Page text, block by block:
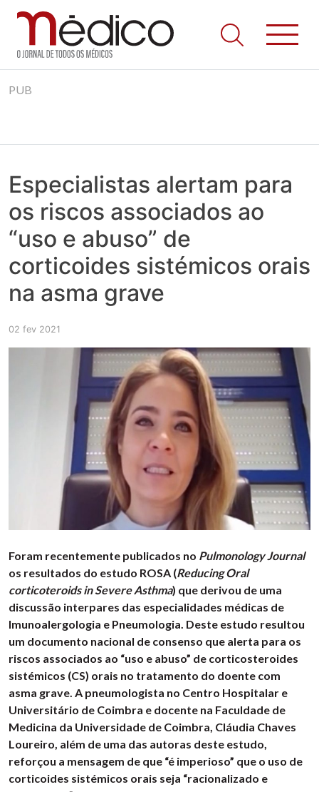
to
Jornal Médico
Médico – O Jornal de Todos os Médicos. Onde as notícias
realmente contam! Tudo o que se passa na Saúde!
PUB
Especialistas alertam para
os riscos associados ao
“uso e abuso” de
corticoides sistémicos orais
na asma grave
02 fev 2021
Foram recentemente publicados no Pulmonology Journal
os resultados do estudo ROSA (Reducing Oral
corticoteroids in Severe Asthma) que derivou de uma
discussão interpares das especialidades médicas de
Imunoalergologia e Pneumologia. Deste estudo resultou
um documento nacional de consenso que alerta para os
riscos associados ao “uso e abuso” de corticosteroides
sistémicos (CS) orais no tratamento do doente com
asma grave. A pneumologista no Centro Hospitalar e
Universitário de Coimbra e docente na Faculdade de
Medicina da Universidade de Coimbra, Cláudia Chaves
Loureiro, além de uma das autoras deste estudo,
reforçou a mensagem de que “é imperioso” que o uso de
corticoides sistémicos orais seja “racionalizado e